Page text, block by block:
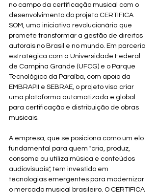
no campo da certificação musical com o
desenvolvimento do projeto CERTIFICA
SOM, uma iniciativa revolucionária que
promete transformar a gestão de direitos
autorais no Brasil e no mundo. Em parceria
estratégica com a Universidade Federal
de Campina Grande (UFCG) e o Parque
Tecnológico da Paraíba, com apoio da
EMBRAPII e SEBRAE, o projeto visa criar
uma plataforma automatizada e global
para certificação e distribuição de obras
musicais.
A empresa, que se posiciona como um elo
fundamental para quem "cria, produz,
consome ou utiliza música e conteúdos
audiovisuais", tem investido em
tecnologias emergentes para modernizar
o mercado musical brasileiro. O CERTIFICA